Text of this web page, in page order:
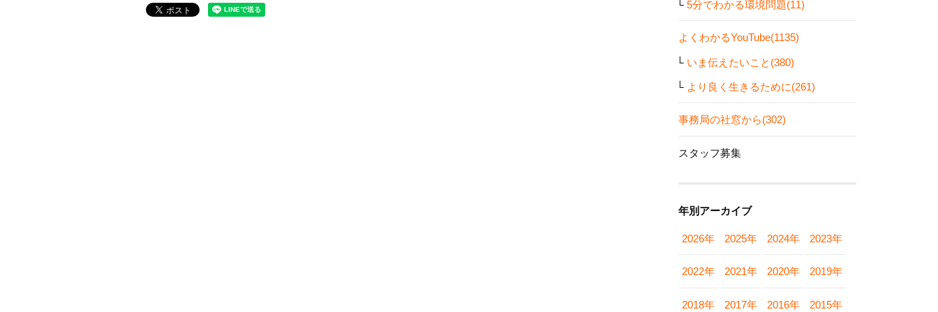
5分でわかる環境問題(11)
よくわかるYouTube(1135)
いま伝えたいこと(380)
より良く生きるために(261)
事務局の社窓から(302)
スタッフ募集
年別アーカイブ
2026年 2025年 2024年 2023年
2022年 2021年 2020年 2019年
2018年 2017年 2016年 2015年